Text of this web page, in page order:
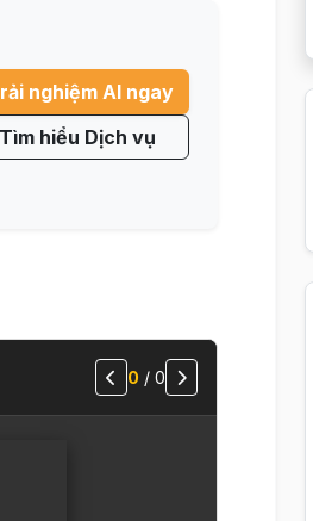
nghiệm AI ngay
Tìm hiểu Dịch vụ
0 / 0